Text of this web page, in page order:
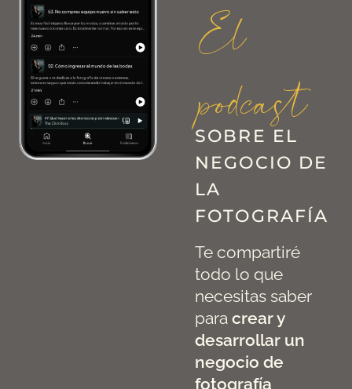
El
podcast
SOBRE EL
NEGOCIO DE
LA
FOTOGRAFÍA
Te compartiré
todo lo que
necesitas saber
para crear y
desarrollar un
negocio de
fotografía